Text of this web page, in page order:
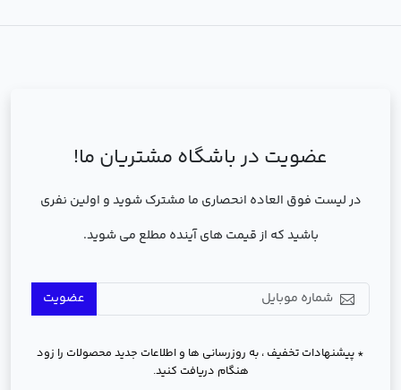
عضویت در باشگاه مشتریان ما!
در لیست فوق العاده انحصاری ما مشترک شوید و اولین نفری
باشید که از قیمت های آینده مطلع می شوید.
عضویت
* پیشنهادات تخفیف ، به روزرسانی ها و اطلاعات جدید محصولات را زود
هنگام دریافت کنید.